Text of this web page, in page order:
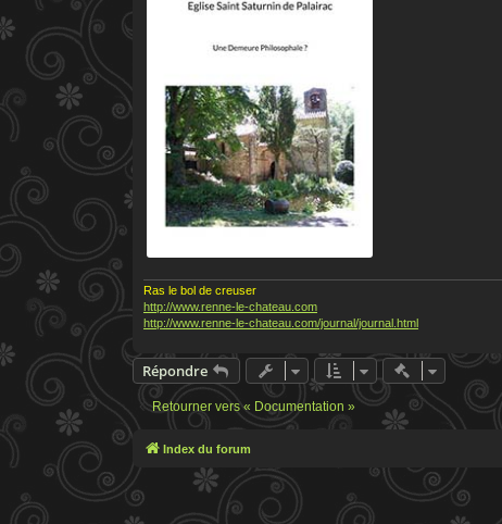
Ras le bol de creuser
http://www.renne-le-chateau.com
http://www.renne-le-chateau.com/journal/journal.html
Répondre Actions
Retourner vers « Documentation »
Index du forum